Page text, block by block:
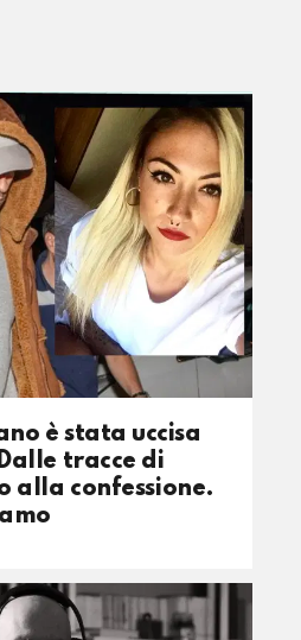
è stata uccisa
tracce di
alla confessione.